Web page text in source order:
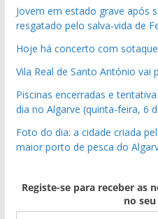
Jovem em estado grave após
resgatado pelo salva-vida de
Hoje há concerto com
Vila Real de Santo António vai
Piscinas encerradas e
dia no Algarve (quinta-feira, 6
Foto do dia: a cidade criada
maior porto de pesca do
Registe-se para receber as
no